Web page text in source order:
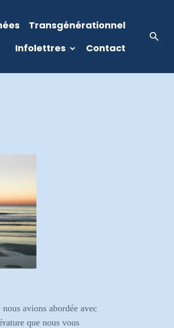
Transgénérationnel
Infolettres
Contact
avions abordée avec
que nous vous